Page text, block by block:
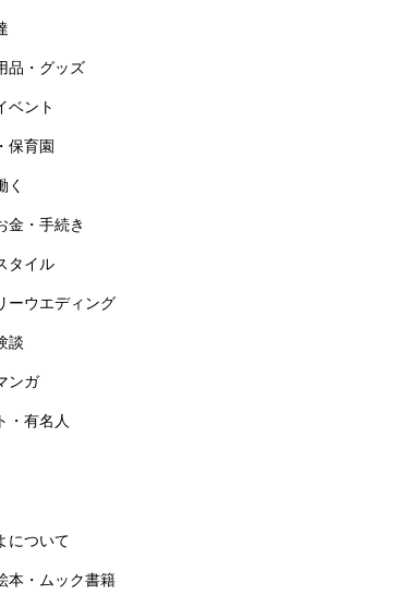
品・グッズ
ベント
保育園
く
金・手続き
タイル
ーウエディング
談
ンガ
・有名人
について
本・ムック書籍